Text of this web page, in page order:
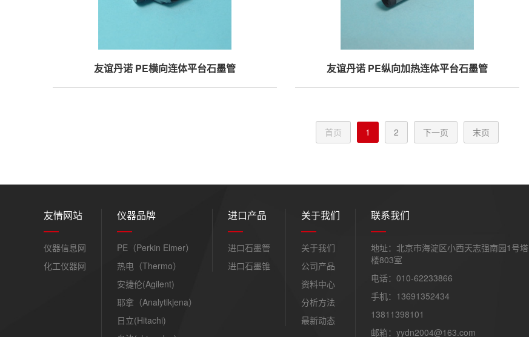
友谊丹诺 PE横向连体平台石墨管 友谊丹诺 PE纵向加热连体平台石墨管
首页 1 2 下一页 末页
友情网站
仪器信息网
化工仪器网
仪器品牌
PE（Perkin Elmer）
热电（Thermo）
安捷伦(Agilent)
耶拿（Analytikjena）
日立(Hitachi)
进口产品
进口石墨管
进口石墨锥
关于我们
关于我们
公司产品
资料中心
分析方法
最新动态
联系我们
地址：北京市海淀区小西天志强南园1号塔
楼803室
电话：010-62233866
手机：13691352434
13811398101
邮箱：yydn2004@163.com